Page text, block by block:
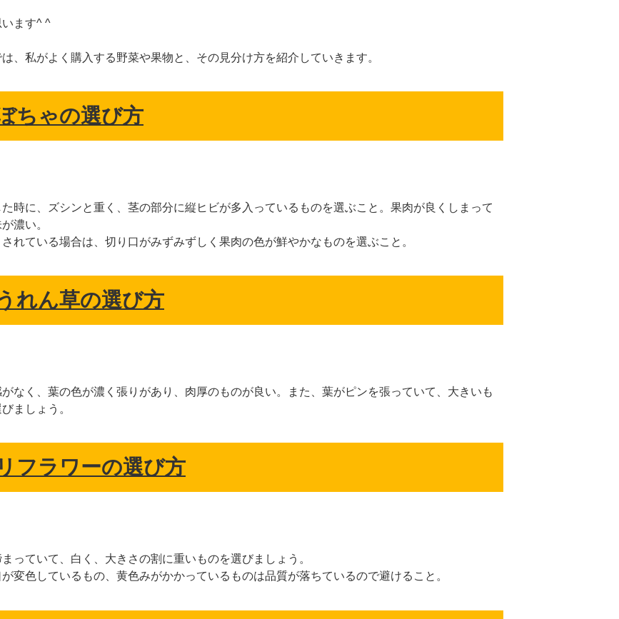
います^ ^
は、私がよく購入する野菜や果物と、その見分け方を紹介していきます。
ちゃの選び方
時に、ズシンと重く、茎の部分に縦ヒビが多入っているものを選ぶこと。果肉が良くしまって
濃い。
されている場合は、切り口がみずみずしく果肉の色が鮮やかなものを選ぶこと。
れん草の選び方
なく、葉の色が濃く張りがあり、肉厚のものが良い。また、葉がピンを張っていて、大きいも
ましょう。
フラワーの選び方
っていて、白く、大きさの割に重いものを選びましょう。
変色しているもの、黄色みがかかっているものは品質が落ちているので避けること。